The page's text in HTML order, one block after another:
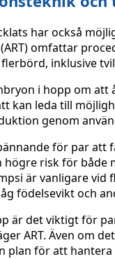
har också
omfattar
inklusive
i hopp om
kan leda till
genom
för par
risk för både
är vanligare
födelsevikt och
är det viktigt för
ART. Även om
plan för att